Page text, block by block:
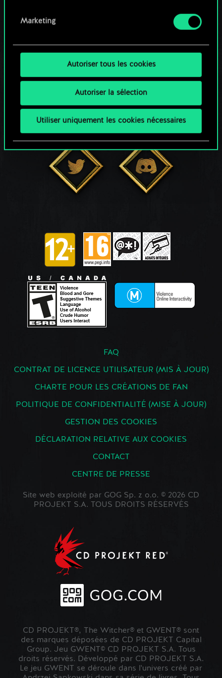
Marketing
Autoriser tous les cookies
Autoriser la sélection
Utiliser uniquement les cookies nécessaires
FAQ
CONTRAT DE LICENCE UTILISATEUR (MIS À JOUR)
CHARTE POUR LES CRÉATIONS DE FAN
POLITIQUE DE CONFIDENTIALITÉ (MISE À JOUR)
GESTION DES COOKIES
DÉCLARATION RELATIVE AUX COOKIES
CONTACT
CENTRE DE PRESSE
Site web exploité par GOG Sp. z o.o. © 2026 CD
PROJEKT S.A. TOUS DROITS RÉSERVÉS
CD PROJEKT®, The Witcher® et GWENT® sont
des marques déposées de CD PROJEKT Capital
Group. Jeu GWENT© CD PROJEKT S.A. Tous
droits réservés. Développé par CD PROJEKT S.A.
Le jeu GWENT se déroule dans l'univers créé par